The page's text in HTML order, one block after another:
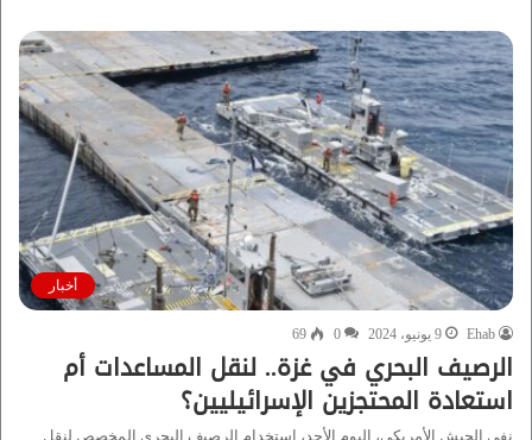
أخبار
Ehab 9 يونيو، 2024 0
69
الرصيف البحري في غزة.. لنقل المساعدات أم
استعادة المحتجزين الإسرائيليين؟
نفى الجيش الأمريكي، اليوم الأحد، استخدام الرصيف البحري المخصص لنقل